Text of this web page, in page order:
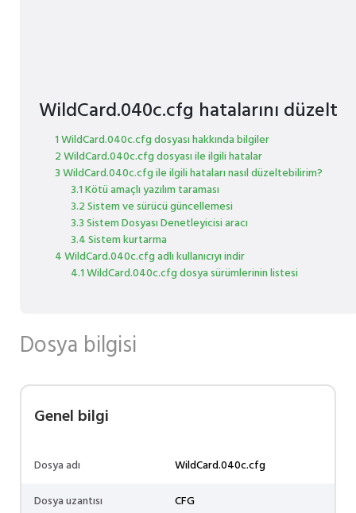
WildCard.040c.cfg hatalarını düzelt
1 WildCard.040c.cfg dosyası hakkında bilgiler
2 WildCard.040c.cfg dosyası ile ilgili hatalar
3 WildCard.040c.cfg ile ilgili hataları nasıl düzeltebilirim?
3.1 Kötü amaçlı yazılım taraması
3.2 Sistem ve sürücü güncellemesi
3.3 Sistem Dosyası Denetleyicisi aracı
3.4 Sistem kurtarma
4 WildCard.040c.cfg adlı kullanıcıyı indir
4.1 WildCard.040c.cfg dosya sürümlerinin listesi
Dosya bilgisi
Genel bilgi
Dosya adı
WildCard.040c.cfg
Dosya uzantısı
CFG